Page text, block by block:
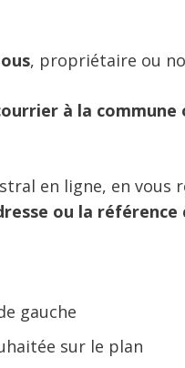
, propriétaire ou
à la commune
en ligne, en vous
ou la
gauche
sur le plan